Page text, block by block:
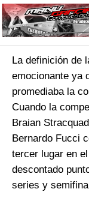
La definición de
emocionante ya
promediaba la
Cuando la
Braian
Bernardo Fucci
tercer lugar en
descontado
series y